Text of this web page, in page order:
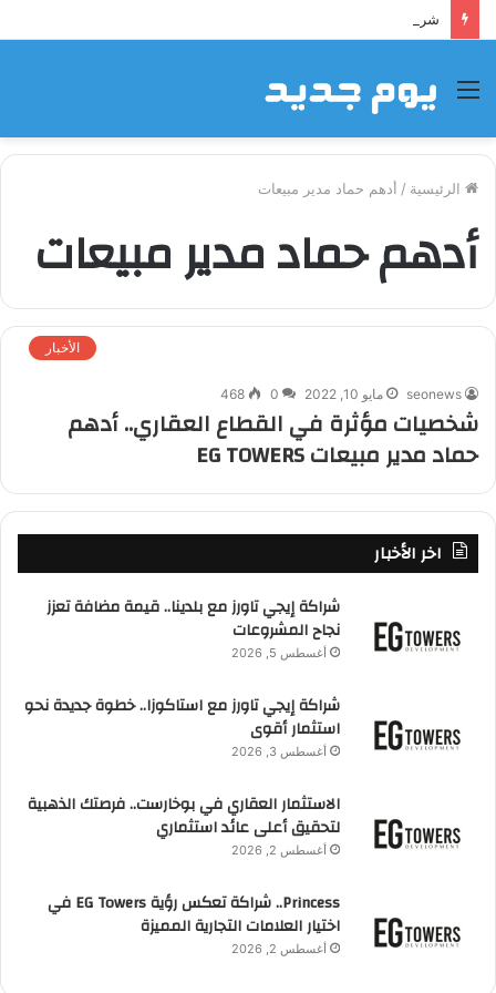
شراكة إيجي تاورز مع بلدينا.. قيمة مضافة تعزز نجاح المشروعات
القائمة
الرئيسية / أدهم حماد مدير مبيعات
أدهم حماد مدير مبيعات
الأخبار
seonews مايو 10, 2022 0
468
شخصيات مؤثرة في القطاع العقاري.. أدهم
حماد مدير مبيعات EG TOWERS
اخر الأخبار
شراكة إيجي تاورز مع بلدينا.. قيمة مضافة تعزز
نجاح المشروعات
أغسطس 5, 2026
شراكة إيجي تاورز مع استاكوزا.. خطوة جديدة نحو
استثمار أقوى
أغسطس 3, 2026
الاستثمار العقاري في بوخارست.. فرصتك الذهبية
لتحقيق أعلى عائد استثماري
أغسطس 2, 2026
Princess.. شراكة تعكس رؤية EG Towers في
اختيار العلامات التجارية المميزة
أغسطس 2, 2026